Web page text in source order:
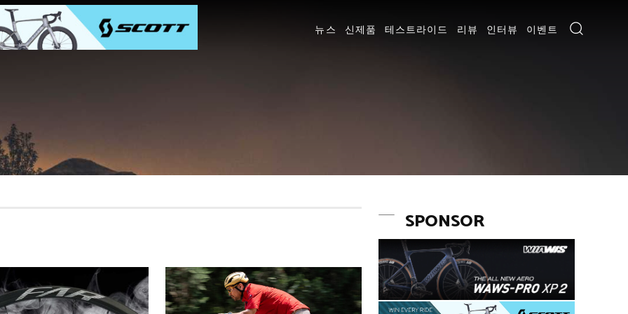
뉴스 신제품 테스트라이드 리뷰 인터뷰 이벤트
SPONSOR